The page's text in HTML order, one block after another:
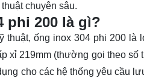
chuyên sâu.
phi 200 là gì?
thuật,ống inox 304 phi 200 là
xỉ 219mm (thường gọi theo số
cho các hệ thống yêu cầu